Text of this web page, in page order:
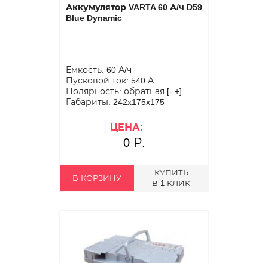
Аккумулятор VARTA 60 А/ч D59
Blue Dynamic
Емкость: 60 А/ч
Пусковой ток: 540 А
Полярность: обратная [- +]
Габариты: 242x175x175
ЦЕНА:
0 Р.
В КОРЗИНУ
КУПИТЬ
В 1 КЛИК